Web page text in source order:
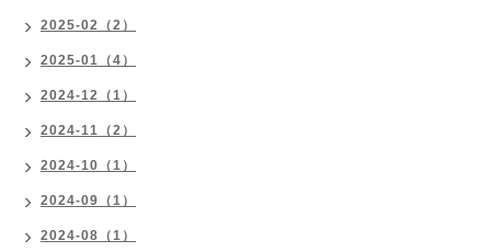
2025-02（2）
2025-01（4）
2024-12（1）
2024-11（2）
2024-10（1）
2024-09（1）
2024-08（1）